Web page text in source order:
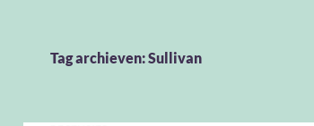
Tag archieven: Sullivan